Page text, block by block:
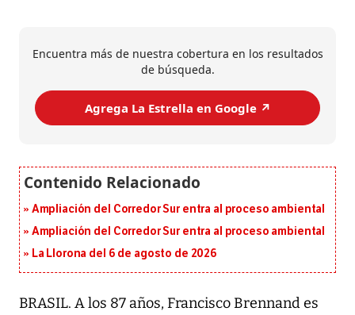
Encuentra más de nuestra cobertura en los resultados
de búsqueda.
Agrega La Estrella en Google ↗️
Ampliación del Corredor Sur entra al proceso ambiental
Ampliación del Corredor Sur entra al proceso ambiental
La Llorona del 6 de agosto de 2026
BRASIL. A los 87 años, Francisco Brennand es